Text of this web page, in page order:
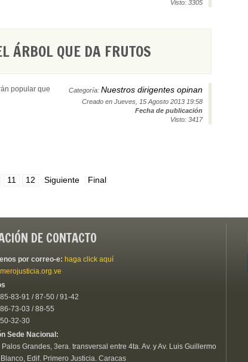
Visto: 3305
ÁRBOL QUE DA FRUTOS
Categoría: Nuestros dirigentes opinan
Creado en Jueves, 15 Agosto 2013 19:58
Fecha de publicación
Visto: 3417
popular que
11 12 Siguiente Final
DE CONTACTO
por correo-e: haga click aquí
83-91 / 87-50 / 91-42
73-03 / 88-55
32-30
Sede Nacional:
Palos Grandes, 3era. transversal entre 4ta. Av. y Av. Luis Guillermo
Edif. Primero Justicia. Caracas